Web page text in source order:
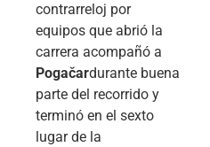
contrarreloj por
equipos que abrió la
carrera acompañó a
Pogačardurante buena
parte del recorrido y
terminó en el sexto
lugar de la